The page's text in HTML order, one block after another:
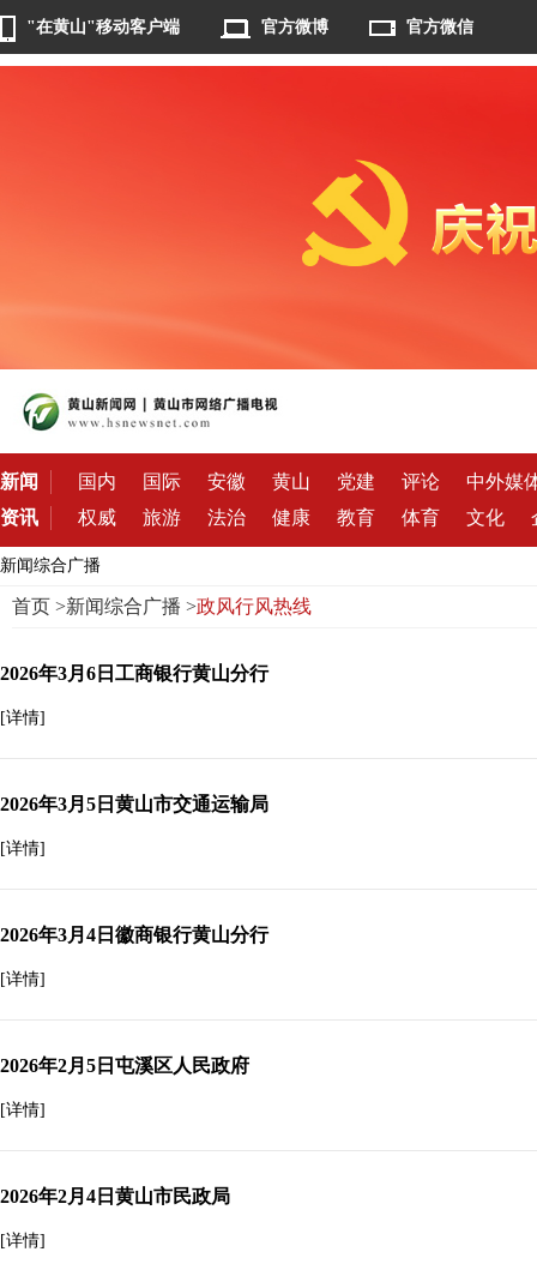
"在黄山"移动客户端 官方微博 官方微信
新闻 国内 国际 安徽 黄山 党建 评论
中外媒
资讯
权威 旅游 法治 健康 教育 体育 文化
新闻综合广播
首页>新闻综合广播 >政风行风热线
2026年3月6日工商银行黄山分行
[详情]
2026年3月5日黄山市交通运输局
[详情]
2026年3月4日徽商银行黄山分行
[详情]
2026年2月5日屯溪区人民政府
[详情]
2026年2月4日黄山市民政局
[详情]